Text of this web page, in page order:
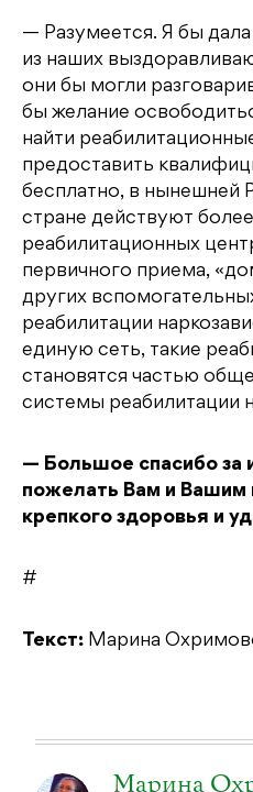
— Разумеется. Я бы
из наших
они бы могли
бы желание
найти
предоставить
бесплатно, в нынешней
стране действуют
реабилитационных
первичного приема,
других
реабилитации
единую сеть, такие
становятся частью
системы реабилитации
— Большое спасибо за
пожелать Вам и Вашим
крепкого здоровья и
#
Текст: Марина
Марина